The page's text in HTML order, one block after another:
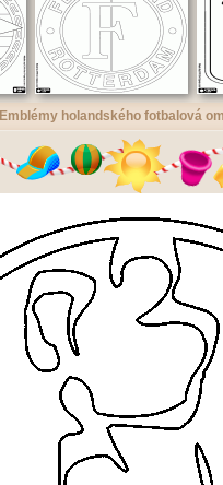
Emblémy holandského fotbalová